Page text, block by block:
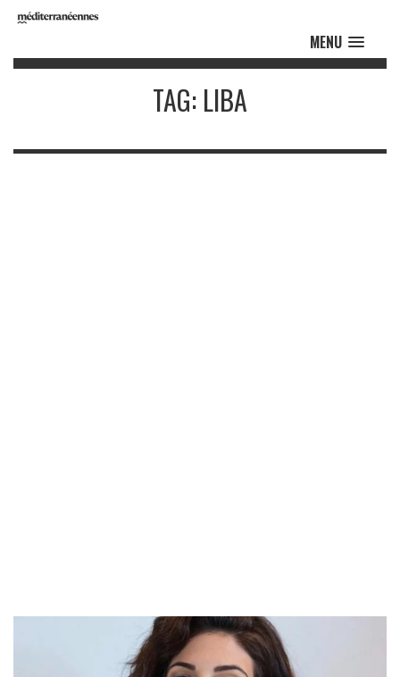
MENU
TAG: LIBA